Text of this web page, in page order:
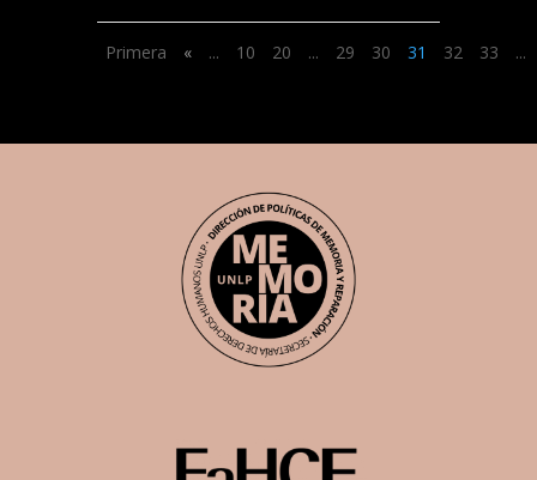
Primera « ... 10 20 ... 29 30 31 32 33 ...